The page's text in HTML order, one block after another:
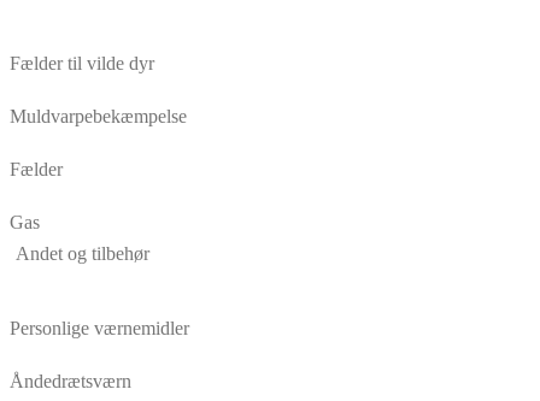
Fælder til vilde dyr
Muldvarpebekæmpelse
Fælder
Gas
Andet og tilbehør
Personlige værnemidler
Åndedrætsværn